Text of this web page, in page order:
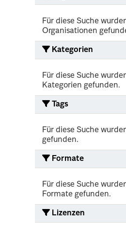
Für diese Suche
Organisationen
Kategorien
Für diese Suche
Kategorien gefunden.
Tags
Für diese Suche
gefunden.
Formate
Für diese Suche
Formate gefunden.
Lizenzen